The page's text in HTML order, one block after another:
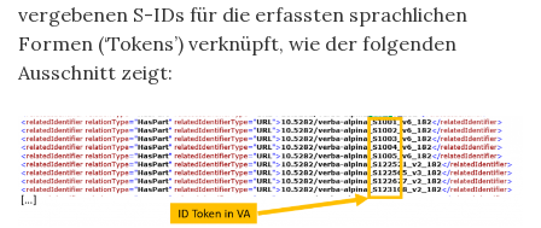
vergebenen S-IDs für die erfassten sprachlichen
Formen (‘Tokens’) verknüpft, wie der folgenden
Ausschnitt zeigt: